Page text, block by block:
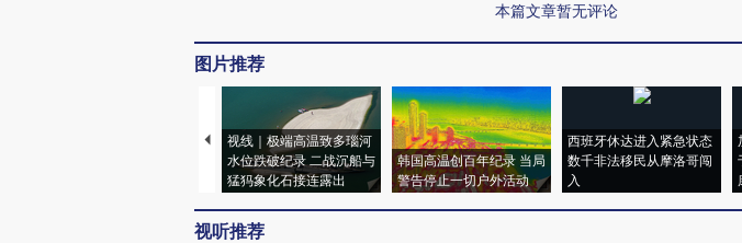
本篇文章暂无评论
图片推荐
视线｜极端高温致多瑙河
水位跌破纪录 二战沉船与
猛犸象化石接连露出
韩国高温创百年纪录 当局
警告停止一切户外活动
西班牙休达进入紧急状态
数千非法移民从摩洛哥闯
入
视听推荐